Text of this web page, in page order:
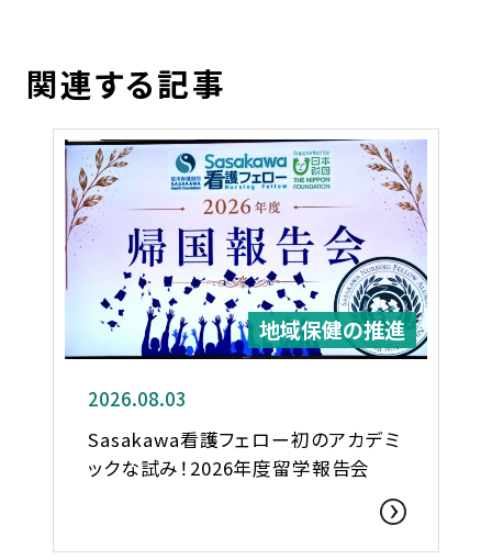
関連する記事
地域保健の推進
2026.08.03
Sasakawa看護フェロー初のアカデミ
ックな試み！2026年度留学報告会